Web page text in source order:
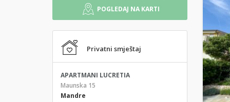
POGLEDAJ NA KARTI
Privatni smještaj
APARTMANI LUCRETIA
Maunska 15
Mandre